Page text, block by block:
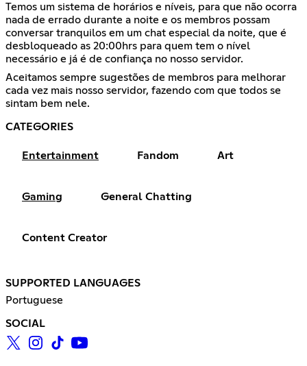
Temos um sistema de horários e níveis, para que não ocorra
nada de errado durante a noite e os membros possam
conversar tranquilos em um chat especial da noite, que é
desbloqueado as 20:00hrs para quem tem o nível
necessário e já é de confiança no nosso servidor.
Aceitamos sempre sugestões de membros para melhorar
cada vez mais nosso servidor, fazendo com que todos se
sintam bem nele.
CATEGORIES
Entertainment Fandom Art
Gaming General Chatting
Content Creator
SUPPORTED LANGUAGES
Portuguese
SOCIAL